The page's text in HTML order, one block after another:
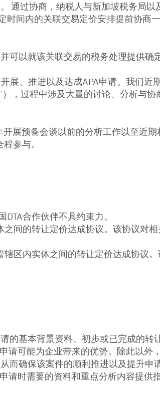
通过协商，纳税人与新加坡税务局以
时间内的关联交易定价安排提前协商
可以就该关联交易的税务处理提供确定
展、推进以及达成APA申请。我们近
，过程中涉及大量的讨论、分析与协
开展预备会谈以前的分析工作以至近
参与。
合作伙伴不具约束力。
之间的转让定价达成协议。该协议对
辖区内实体之间的转让定价达成协议
的基本背景资料、初步或已完成的转
请可能为企业带来的优势。除此以外
确保该案件的顺利推进以及提升申
请时需要的资料和重点分析内容提供